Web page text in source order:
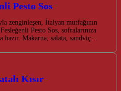
Pesto Sos
zenginleşen, İtalyan mutfağının
Pesto Sos, sofralarınıza
hazır. Makarna, salata, sandviç…
Kısır